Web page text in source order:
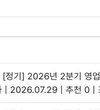
[정기] 2026년 2분기 영
2026.07.29 추천 0